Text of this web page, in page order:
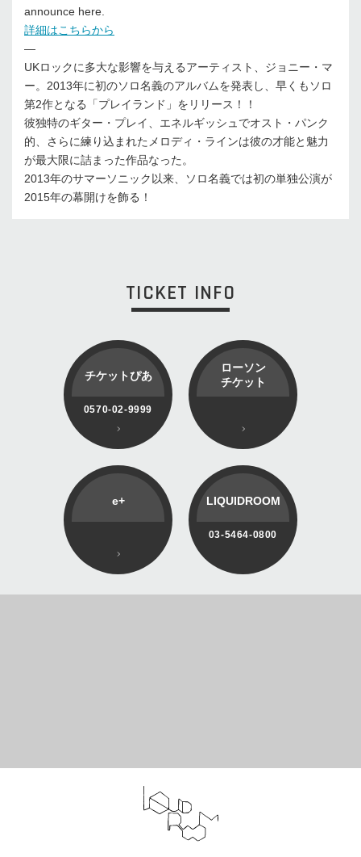
announce here.
詳細はこちらから
—
UKロックに多大な影響を与えるアーティスト、ジョニー・マ
ー。2013年に初のソロ名義のアルバムを発表し、早くもソロ
第2作となる「プレイランド」をリリース！！
彼独特のギター・プレイ、エネルギッシュでオスト・パンク
的、さらに練り込まれたメロディ・ラインは彼の才能と魅力
が最大限に詰まった作品なった。
2013年のサマーソニック以来、ソロ名義では初の単独公演が
2015年の幕開けを飾る！
TICKET INFO
チケットぴあ
0570-02-9999
ローソン
チケット
e+ LIQUIDROOM
03-5464-0800